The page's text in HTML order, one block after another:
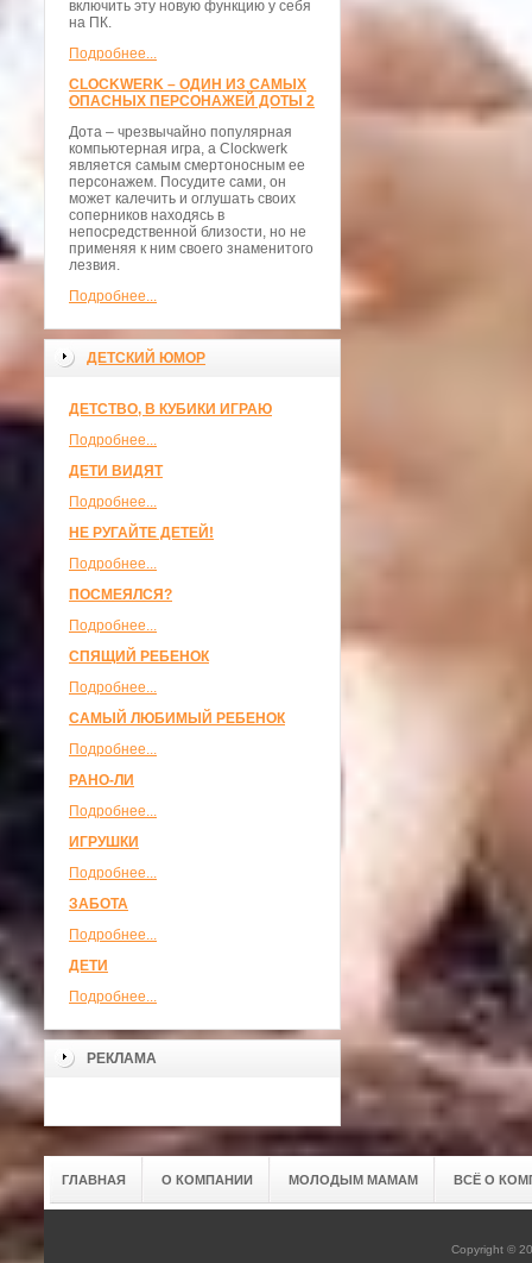
включить эту новую функцию у себя
на ПК.
Подробнее...
CLOCKWERK – ОДИН ИЗ САМЫХ
ОПАСНЫХ ПЕРСОНАЖЕЙ ДОТЫ 2
Дота – чрезвычайно популярная
компьютерная игра, а Clockwerk
является самым смертоносным ее
персонажем. Посудите сами, он
может калечить и оглушать своих
соперников находясь в
непосредственной близости, но не
применяя к ним своего знаменитого
лезвия.
Подробнее...
ДЕТСКИЙ ЮМОР
ДЕТСТВО, В КУБИКИ ИГРАЮ
Подробнее...
ДЕТИ ВИДЯТ
Подробнее...
НЕ РУГАЙТЕ ДЕТЕЙ!
Подробнее...
ПОСМЕЯЛСЯ?
Подробнее...
СПЯЩИЙ РЕБЕНОК
Подробнее...
САМЫЙ ЛЮБИМЫЙ РЕБЕНОК
Подробнее...
РАНО-ЛИ
Подробнее...
ИГРУШКИ
Подробнее...
ЗАБОТА
Подробнее...
ДЕТИ
Подробнее...
РЕКЛАМА
ГЛАВНАЯ О КОМПАНИИ МОЛОДЫМ МАМАМ ВСЁ О
Copyright ©